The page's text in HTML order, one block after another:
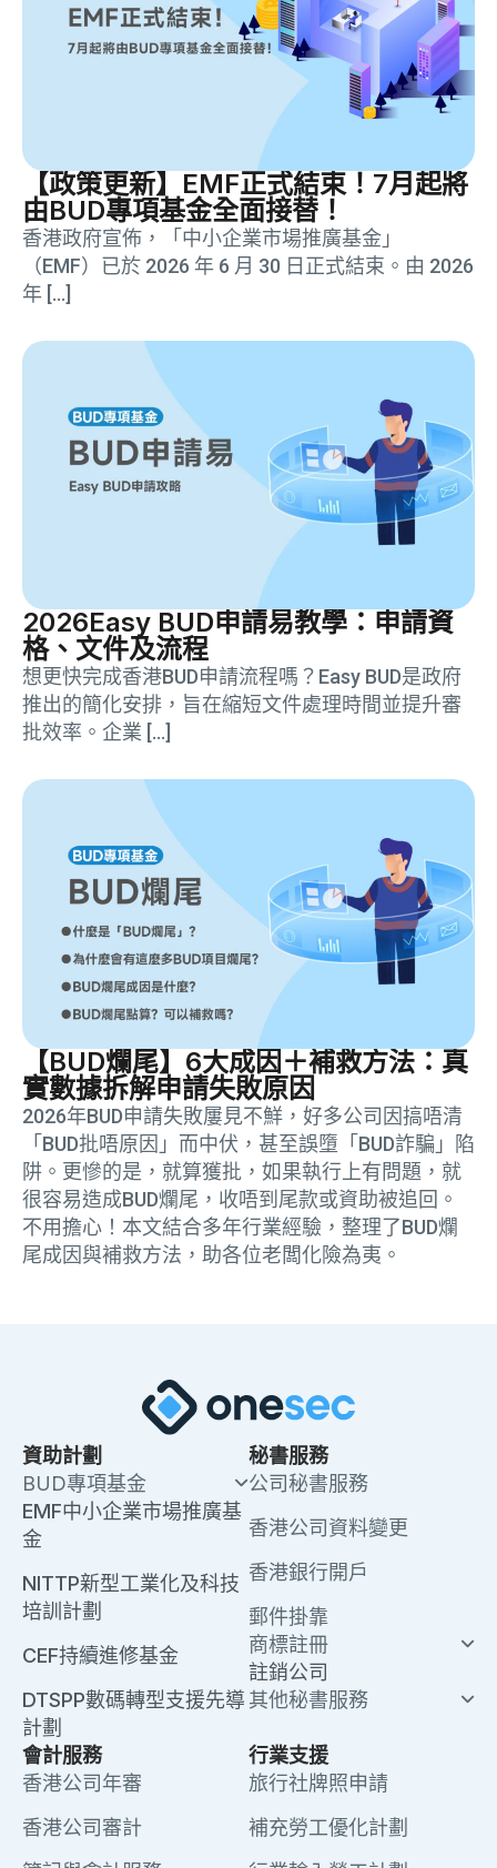
【政策更新】EMF正式結束！7月起將
由BUD專項基金全面接替！
香港政府宣佈，「中小企業市場推廣基金」
（EMF）已於 2026 年 6 月 30 日正式結束。由 2026
年 […]
2026Easy BUD申請易教學：申請資
格、文件及流程
想更快完成香港BUD申請流程嗎？Easy BUD是政府
推出的簡化安排，旨在縮短文件處理時間並提升審
批效率。企業 […]
【BUD爛尾】6大成因＋補救方法：真
實數據拆解申請失敗原因
2026年BUD申請失敗屢見不鮮，好多公司因搞唔清
「BUD批唔原因」而中伏，甚至誤墮「BUD詐騙」陷
阱。更慘的是，就算獲批，如果執行上有問題，就
很容易造成BUD爛尾，收唔到尾款或資助被追回。
不用擔心！本文結合多年行業經驗，整理了BUD爛
尾成因與補救方法，助各位老闆化險為夷。
資助計劃
BUD專項基金
EMF中小企業市場推廣基
金
NITTP新型工業化及科技
培訓計劃
CEF持續進修基金
DTSPP數碼轉型支援先導
計劃
秘書服務
公司秘書服務
香港公司資料變更
香港銀行開戶
郵件掛靠
商標註冊
註銷公司
其他秘書服務
會計服務
香港公司年審
香港公司審計
行業支援
旅行社牌照申請
補充勞工優化計劃